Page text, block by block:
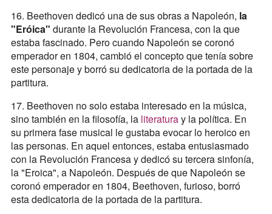
16. Beethoven dedicó una de sus obras a Napoleón, la
"Eróica" durante la Revolución Francesa, con la que
estaba fascinado. Pero cuando Napoleón se coronó
emperador en 1804, cambió el concepto que tenía sobre
este personaje y borró su dedicatoria de la portada de la
partitura.
17. Beethoven no solo estaba interesado en la música,
sino también en la filosofía, la literaturay la política. En
su primera fase musical le gustaba evocar lo heroico en
las personas. En aquel entonces, estaba entusiasmado
con la Revolución Francesa y dedicó su tercera sinfonía,
la "Eroica", a Napoleón. Después de que Napoleón se
coronó emperador en 1804, Beethoven, furioso, borró
esta dedicatoria de la portada de la partitura.